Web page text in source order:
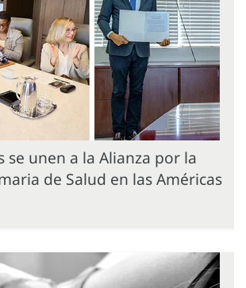
se unen a la Alianza por la
de Salud en las Américas